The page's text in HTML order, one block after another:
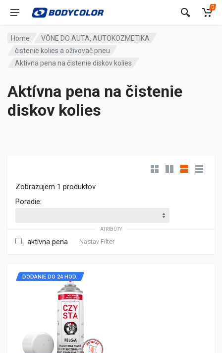
0
Home
VÔNE DO AUTA, AUTOKOZMETIKA
čistenie kolies a oživovač pneu
Aktívna pena na čistenie diskov kolies
Aktívna pena na čistenie
diskov kolies
Zobrazujem 1 produktov
Poradie:
ATRIBÚTY
aktívna pena Nastav Filter
DODANIE DO 24 HOD.